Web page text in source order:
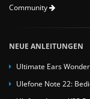
Community
NEUE ANLEITUNGEN
Ultimate Ears
Ulefone Note 22: